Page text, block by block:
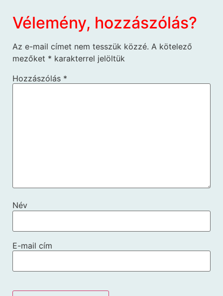
Vélemény, hozzászólás?
Az e-mail címet nem tesszük közzé. A kötelező
mezőket * karakterrel jelöltük
Hozzászólás *
Név
E-mail cím